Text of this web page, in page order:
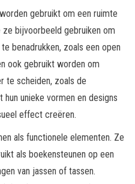
gebruikt om een ruimte
bijvoorbeeld gebruiken om
benadrukken, zoals een open
ook gebruikt worden om
te scheiden, zoals de
unieke vormen en designs
effect creëren.
als functionele elementen. Ze
als boekensteunen op een
van jassen of tassen.